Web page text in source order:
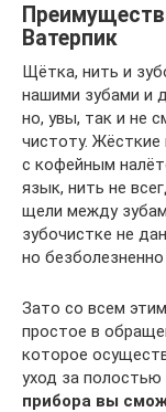
Ватерпик
Щётка, нить и
нашими зубами и
но, увы, так и не
чистоту.
с кофейным
язык, нить не
щели между
зубочистке не
но
Зато со всем
простое в
которое
уход за полостью
прибора вы